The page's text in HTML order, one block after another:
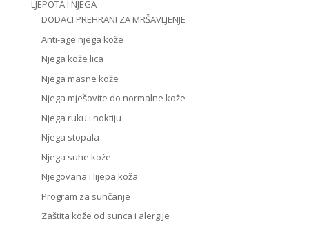
LJEPOTA I NJEGA
DODACI PREHRANI ZA MRŠAVLJENJE
Anti-age njega kože
Njega kože lica
Njega masne kože
Njega mješovite do normalne kože
Njega ruku i noktiju
Njega stopala
Njega suhe kože
Njegovana i lijepa koža
Program za sunčanje
Zaštita kože od sunca i alergije